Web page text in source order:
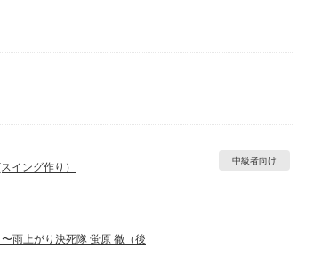
イング作り）
中級者向け
雨上がり決死隊 蛍原 徹（後